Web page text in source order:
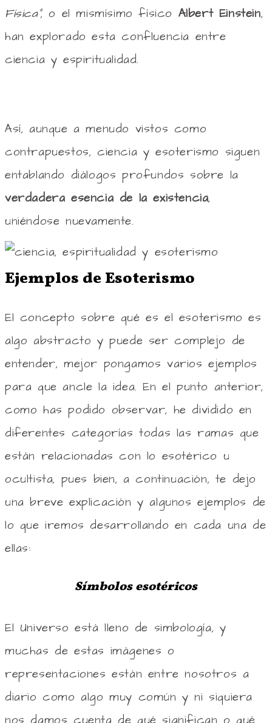
Física”, o el mismísimo físico Albert Einstein,
han explorado esta confluencia entre
ciencia y espiritualidad.
Así, aunque a menudo vistos como
contrapuestos, ciencia y esoterismo siguen
entablando diálogos profundos sobre la
verdadera esencia de la existencia,
uniéndose nuevamente.
Ejemplos de Esoterismo
El concepto sobre qué es el esoterismo es
algo abstracto y puede ser complejo de
entender, mejor pongamos varios ejemplos
para que ancle la idea. En el punto anterior,
como has podido observar, he dividido en
diferentes categorías todas las ramas que
están relacionadas con lo esotérico u
ocultista, pues bien, a continuación, te dejo
una breve explicación y algunos ejemplos de
lo que iremos desarrollando en cada una de
ellas:
Símbolos esotéricos
El Universo está lleno de simbología, y
muchas de estas imágenes o
representaciones están entre nosotros a
diario como algo muy común y ni siquiera